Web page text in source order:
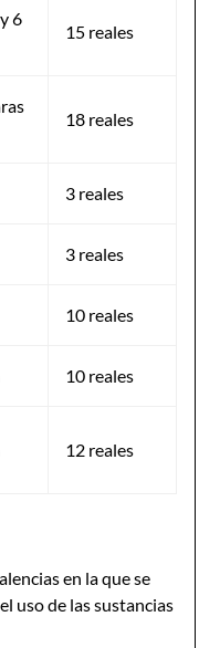
6
15 reales
18 reales
3 reales
3 reales
10 reales
10 reales
12 reales
en la que se
uso de las sustancias